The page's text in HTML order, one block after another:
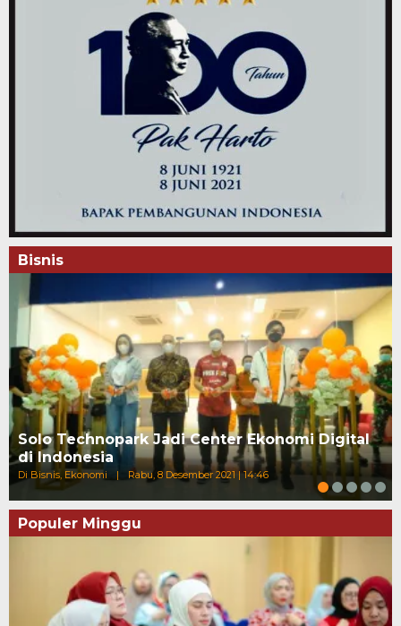
Bisnis
Solo Technopark Jadi Center Ekonomi Digital
di Indonesia
Di Bisnis, Ekonomi | Rabu, 8 Desember 2021 | 14:46
Populer Minggu